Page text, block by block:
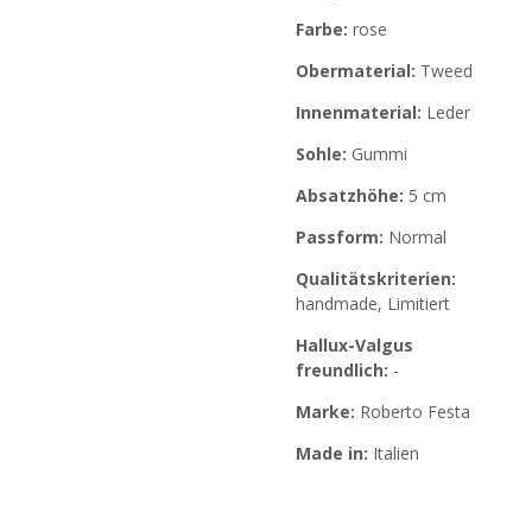
Farbe: rose
Obermaterial: Tweed
Innenmaterial: Leder
Sohle: Gummi
Absatzhöhe: 5 cm
Passform: Normal
Qualitätskriterien:
handmade, Limitiert
Hallux-Valgus
freundlich: -
Marke: Roberto Festa
Made in: Italien